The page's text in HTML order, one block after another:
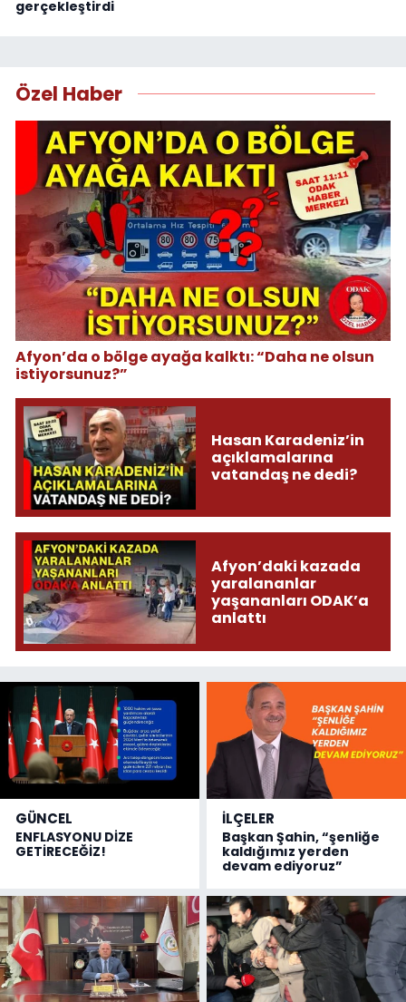
gerçekleştirdi
Özel Haber
Afyon’da o bölge ayağa kalktı: “Daha ne olsun
istiyorsunuz?”
Hasan Karadeniz’in
açıklamalarına
vatandaş ne dedi?
Afyon’daki kazada
yaralananlar
yaşananları ODAK’a
anlattı
GÜNCEL
ENFLASYONU DİZE
GETİRECEĞİZ!
İLÇELER
Başkan Şahin, “şenliğe
kaldığımız yerden
devam ediyoruz”